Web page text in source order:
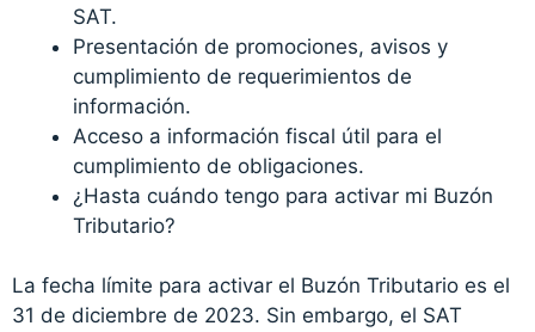
SAT.
Presentación de promociones, avisos y
cumplimiento de requerimientos de
información.
Acceso a información fiscal útil para el
cumplimiento de obligaciones.
¿Hasta cuándo tengo para activar mi Buzón
Tributario?
La fecha límite para activar el Buzón Tributario es el
31 de diciembre de 2023. Sin embargo, el SAT